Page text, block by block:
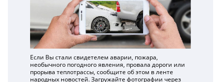
Если Вы стали свидетелем аварии, пожара,
необычного погодного явления, провала дороги или
прорыва теплотрассы, сообщите об этом в ленте
народных новостей. Загружайте фотографии через